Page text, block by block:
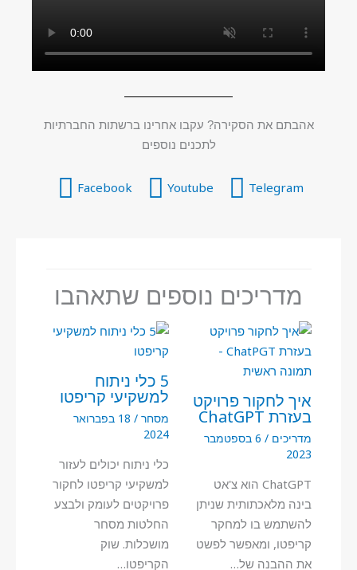
אהבתם את הסקירה? עקבו אחרינו ברשתות החברתיות
לתכנים נוספים
Telegram
Youtube
Facebook
מדריכים נוספים שתאהבו
איך לחקור פרויקט
בעזרת ChatGPT
מדריכים /
6 בספטמבר
2023
ChatGPT הוא צ'אט
בינה מלאכתותית שניתן
להשתמש בו למחקר
קריפטו, ומאפשר לפשט
את ההבנה של…
5 כלי ניתוח
למשקיעי קריפטו
מסחר /
18 בפברואר
2024
כלי ניתוח יכולים לעזור
למשקיעי קריפטו לחקור
פרויקטים לעומק ולבצע
החלטות מסחר
מושכלות. שוק
הקריפטו…